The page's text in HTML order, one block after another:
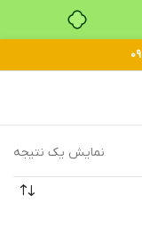
نمایش یک نتیجه